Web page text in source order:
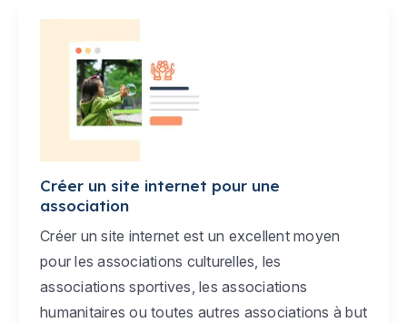
Créer un site internet pour une
association
Créer un site internet est un excellent moyen
pour les associations culturelles, les
associations sportives, les associations
humanitaires ou toutes autres associations à but